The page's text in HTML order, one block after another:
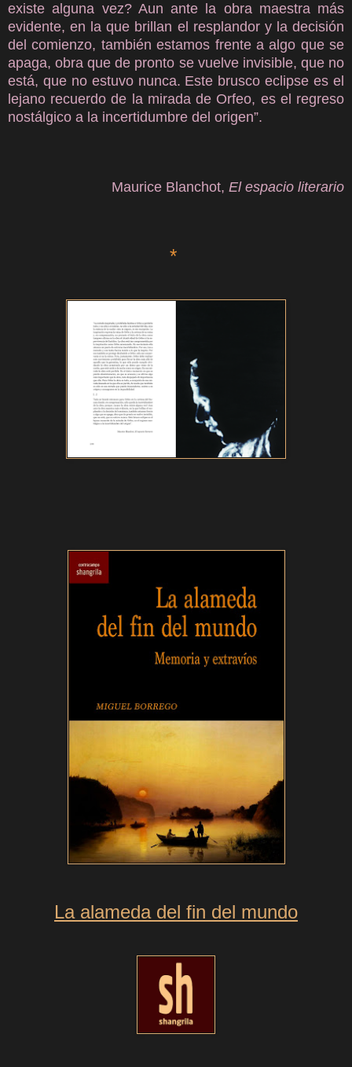
existe alguna vez? Aun ante la obra maestra más
evidente, en la que brillan el resplandor y la decisión
del comienzo, también estamos frente a algo que se
apaga, obra que de pronto se vuelve invisible, que no
está, que no estuvo nunca. Este brusco eclipse es el
lejano recuerdo de la mirada de Orfeo, es el regreso
nostálgico a la incertidumbre del origen”.
Maurice Blanchot, El espacio literario
*
La alameda del fin del mundo